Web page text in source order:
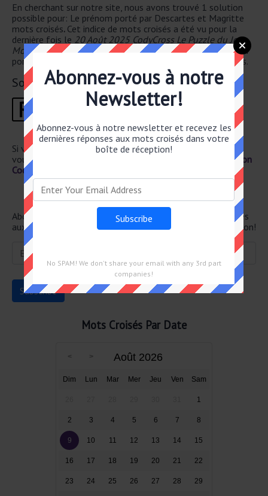
En cherchant sur notre site, nous avons trouvé 1 solution
possible pour: Le prénom porté par Descartes et Magritte
mots croisés. Cet indice de mots croisés a été vu pour la
dernière fois le 20 Août 2025 CodyCross Le Puzzle du Jour
Moyen puzzle . La solution que nous avons pour Le prénom
porté par Descartes et Magritte a un total de of 4 lettres.
Solution
R 4
E
Si vous avez déjà résolu cet indice de mots croisés et que
vous recherchez le poste principal, rendez-vous sur
Solution
CodyCross Le Puzzle du Jour Moyen 20 Août 2025
Newsletter
Abonnez-vous ci-dessous et recevez les dernières réponses
aux mots croisés directement dans votre boîte de réception!
Mots Croisés Par Date
Août 2026
Dim Lun Mar Mer Jeu Ven Sam
1
2 3 4 5 6 7 8
9 10 11 12 13 14 15
16 17 18 19 20 21 22
23 24 25 26 27 28 29
Abonnez-vous à notre
Newsletter!
Abonnez-vous à notre newsletter et recevez les
dernières réponses aux mots croisés dans votre
boîte de réception!
No SPAM! We don't share your email with any 3rd part
companies!